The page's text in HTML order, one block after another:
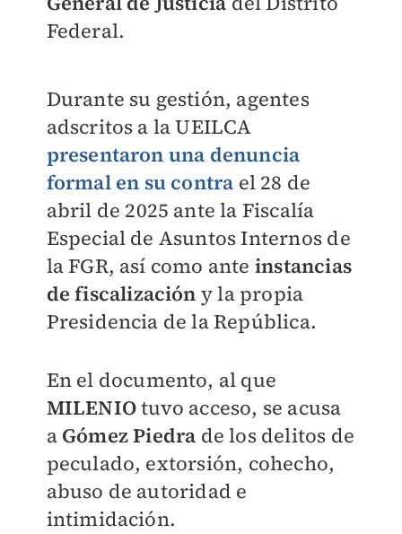
Federal.
Durante su gestión, agentes
adscritos a la UEILCA
presentaron una denuncia
formalen su contra el 28 de
abril de 2025 ante la Fiscalía
Especial de Asuntos Internos de
la FGR, así como ante instancias
de fiscalización y la propia
Presidencia de la República.
En el documento, al que
MILENIOtuvo acceso, se acusa
a Gómez Piedra de los delitos de
peculado, extorsión, cohecho,
abuso de autoridad e
intimidación.